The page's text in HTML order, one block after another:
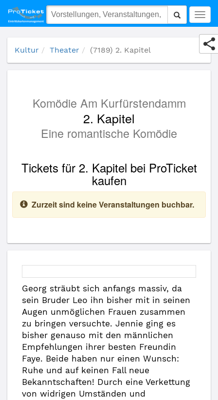
(7189) 2. Kapitel
Kultur Theater (7189) 2. Kapitel
Komödie Am Kurfürstendamm
2. Kapitel
Eine romantische Komödie
Tickets für 2. Kapitel bei ProTicket
kaufen
Zurzeit sind keine Veranstaltungen buchbar.
Georg sträubt sich anfangs massiv, da
sein Bruder Leo ihn bisher mit in seinen
Augen unmöglichen Frauen zusammen
zu bringen versuchte. Jennie ging es
bisher genauso mit den männlichen
Empfehlungen ihrer besten Freundin
Faye. Beide haben nur einen Wunsch:
Ruhe und auf keinen Fall neue
Bekanntschaften! Durch eine Verkettung
von widrigen Umständen und